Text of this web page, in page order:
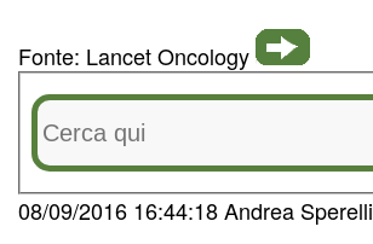
Fonte: Lancet Oncology
08/09/2016 16:44:18 Andrea Sperelli